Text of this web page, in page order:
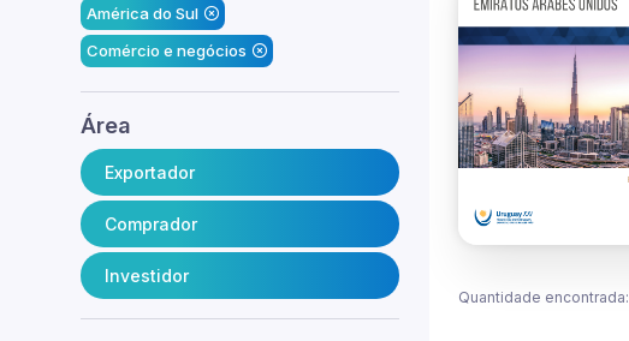
América do Sul
Comércio e negócios
Área
Exportador
Comprador
Investidor
Quantidade encontrada: